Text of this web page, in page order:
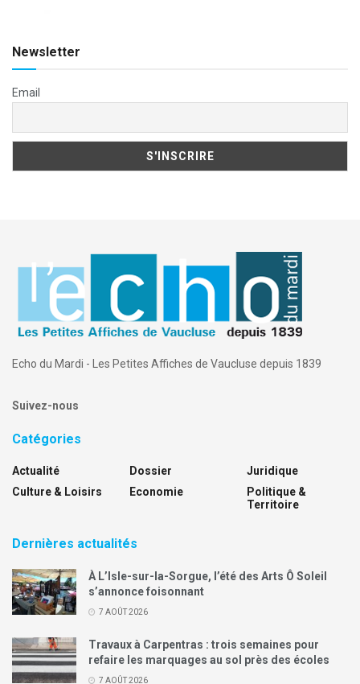
Newsletter
Email
Echo du Mardi - Les Petites Affiches de Vaucluse depuis 1839
Suivez-nous
Catégories
Actualité
Culture & Loisirs
Dossier
Economie
Juridique
Politique &
Territoire
Dernières actualités
À L’Isle-sur-la-Sorgue, l’été des Arts Ô Soleil
s’annonce foisonnant
7 AOÛT 2026
Travaux à Carpentras : trois semaines pour
refaire les marquages au sol près des écoles
7 AOÛT 2026